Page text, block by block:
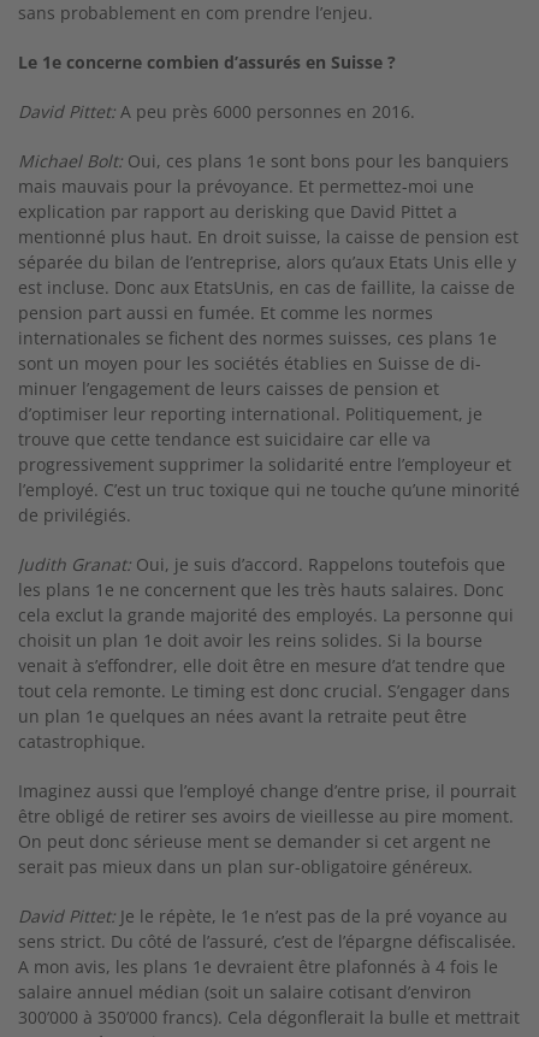
sans probablement en com­ prendre l’enjeu.
Le 1e concerne combien d’assurés en Suisse ?
David Pittet: A peu près 6000 personnes en 2016.
Michael Bolt: Oui, ces plans 1e sont bons pour les banquiers
mais mauvais pour la prévoyance. Et permettez-­moi une
explication par rapport au derisking que David Pittet a
mentionné plus haut. En droit suisse, la caisse de pension est
sé­parée du bilan de l’entreprise, alors qu’aux Etats­ Unis elle y
est incluse. Donc aux Etats­Unis, en cas de faillite, la caisse de
pension part aussi en fumée. Et comme les normes
internationales se fichent des normes suisses, ces plans 1e
sont un moyen pour les sociétés établies en Suisse de di­
minuer l’engagement de leurs caisses de pension et
d’optimiser leur reporting international. Poli­tiquement, je
trouve que cette tendance est suici­daire car elle va
progressivement supprimer la solidarité entre l’employeur et
l’employé. C’est un truc toxique qui ne touche qu’une minorité
de privilégiés.
Judith Granat: Oui, je suis d’accord. Rappelons toutefois que
les plans 1e ne concernent que les très hauts salaires. Donc
cela exclut la grande majorité des employés. La personne qui
choisit un plan 1e doit avoir les reins solides. Si la bourse
venait à s’effondrer, elle doit être en mesure d’at­ tendre que
tout cela remonte. Le timing est donc crucial. S’engager dans
un plan 1e quelques an­ nées avant la retraite peut être
catastrophique.
Imaginez aussi que l’employé change d’entre­ prise, il pourrait
être obligé de retirer ses avoirs de vieillesse au pire moment.
On peut donc sérieuse­ ment se demander si cet argent ne
serait pas mieux dans un plan sur-­obligatoire généreux.
David Pittet: Je le répète, le 1e n’est pas de la pré­ voyance au
sens strict. Du côté de l’assuré, c’est de l’épargne défiscalisée.
A mon avis, les plans 1e devraient être plafonnés à 4 fois le
salaire annuel médian (soit un salaire cotisant d’environ
300’000 à 350’000 francs). Cela dégonflerait la bulle et mettrait